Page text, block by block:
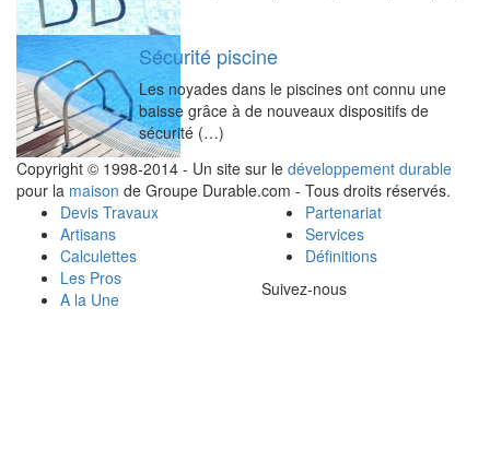
Sécurité piscine
Les noyades dans le piscines ont connu une
baisse grâce à de nouveaux dispositifs de
sécurité (…)
Copyright © 1998-2014 - Un site sur le développement durable
pour la maison de Groupe Durable.com - Tous droits réservés.
Devis Travaux
Artisans
Calculettes
Les Pros
A la Une
Partenariat
Services
Définitions
Suivez-nous